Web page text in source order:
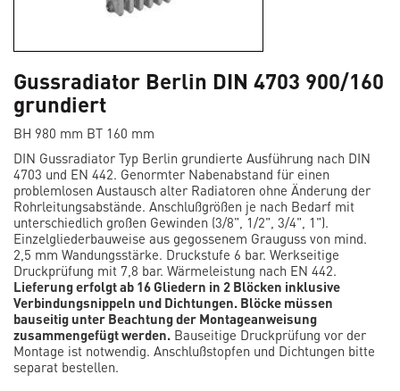
Gussradiator Berlin DIN 4703 900/160
grundiert
BH 980 mm BT 160 mm
DIN Gussradiator Typ Berlin grundierte Ausführung nach DIN
4703 und EN 442. Genormter Nabenabstand für einen
problemlosen Austausch alter Radiatoren ohne Änderung der
Rohrleitungsabstände. Anschlußgrößen je nach Bedarf mit
unterschiedlich großen Gewinden (3/8", 1/2", 3/4", 1").
Einzelgliederbauweise aus gegossenem Grauguss von mind.
2,5 mm Wandungsstärke. Druckstufe 6 bar. Werkseitige
Druckprüfung mit 7,8 bar. Wärmeleistung nach EN 442.
Lieferung erfolgt ab 16 Gliedern in 2 Blöcken inklusive
Verbindungsnippeln und Dichtungen. Blöcke müssen
bauseitig unter Beachtung der Montageanweisung
zusammengefügt werden. Bauseitige Druckprüfung vor der
Montage ist notwendig. Anschlußstopfen und Dichtungen bitte
separat bestellen.